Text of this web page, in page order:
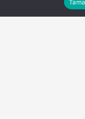
15 Nisan 2026,
için çerezler